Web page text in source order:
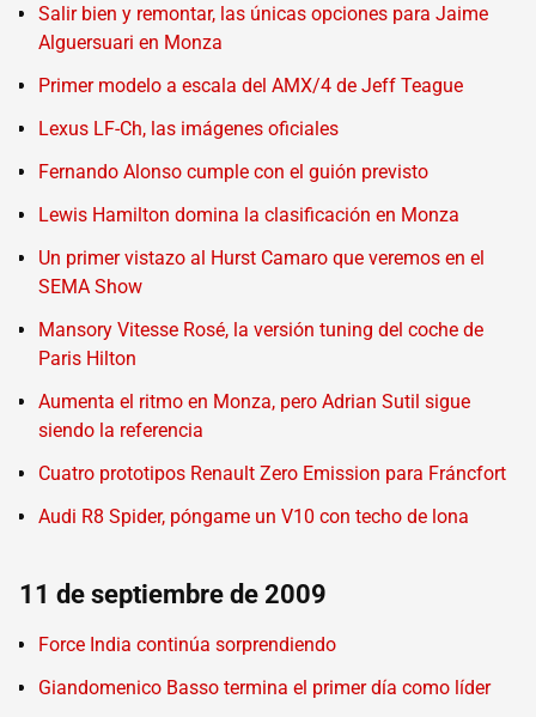
Salir bien y remontar, las únicas opciones para Jaime
Alguersuari en Monza
Primer modelo a escala del AMX/4 de Jeff Teague
Lexus LF-Ch, las imágenes oficiales
Fernando Alonso cumple con el guión previsto
Lewis Hamilton domina la clasificación en Monza
Un primer vistazo al Hurst Camaro que veremos en el
SEMA Show
Mansory Vitesse Rosé, la versión tuning del coche de
Paris Hilton
Aumenta el ritmo en Monza, pero Adrian Sutil sigue
siendo la referencia
Cuatro prototipos Renault Zero Emission para Fráncfort
Audi R8 Spider, póngame un V10 con techo de lona
11 de septiembre de 2009
Force India continúa sorprendiendo
Giandomenico Basso termina el primer día como líder